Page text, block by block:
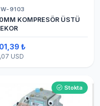
9103
KOMPRESÖR ÜSTÜ
₺
USD
Stokta